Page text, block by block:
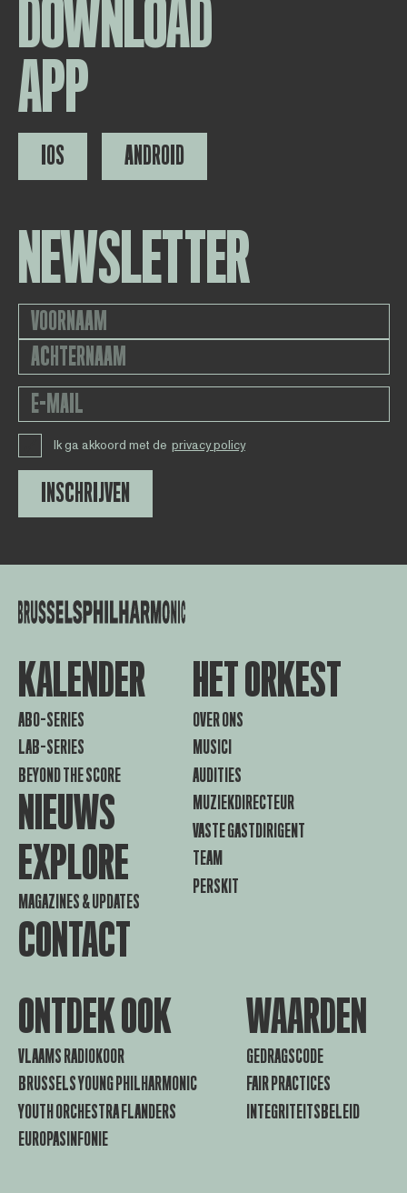
DOWNLOAD
APP
IOS ANDROID
NEWSLETTER
Ik ga akkoord met de privacy policy
INSCHRIJVEN
KALENDER
ABO-SERIES
LAB-SERIES
BEYOND THE SCORE
NIEUWS
EXPLORE
MAGAZINES & UPDATES
CONTACT
HET ORKEST
OVER ONS
MUSICI
AUDITIES
MUZIEKDIRECTEUR
VASTE GASTDIRIGENT
TEAM
PERSKIT
ONTDEK OOK
VLAAMS RADIOKOOR
BRUSSELS YOUNG PHILHARMONIC
YOUTH ORCHESTRA FLANDERS
EUROPASINFONIE
WAARDEN
GEDRAGSCODE
FAIR PRACTICES
INTEGRITEITSBELEID